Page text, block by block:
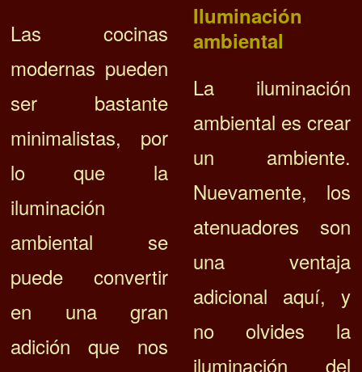
Las cocinas
modernas pueden
ser bastante
minimalistas, por
lo que la
iluminación
ambiental se
puede convertir
en una gran
adición que nos
Iluminación
ambiental
La iluminación
ambiental es crear
un ambiente.
Nuevamente, los
atenuadores son
una ventaja
adicional aquí, y
no olvides la
iluminación del